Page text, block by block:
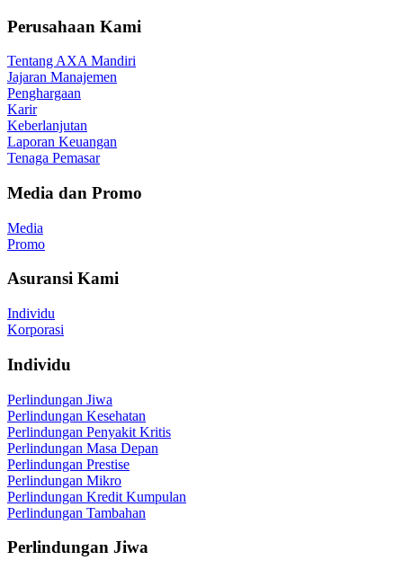
Perusahaan Kami
Tentang AXA Mandiri
Jajaran Manajemen
Penghargaan
Karir
Keberlanjutan
Laporan Keuangan
Tenaga Pemasar
Media dan Promo
Media
Promo
Asuransi Kami
Individu
Korporasi
Individu
Perlindungan Jiwa
Perlindungan Kesehatan
Perlindungan Penyakit Kritis
Perlindungan Masa Depan
Perlindungan Prestise
Perlindungan Mikro
Perlindungan Kredit Kumpulan
Perlindungan Tambahan
Perlindungan Jiwa